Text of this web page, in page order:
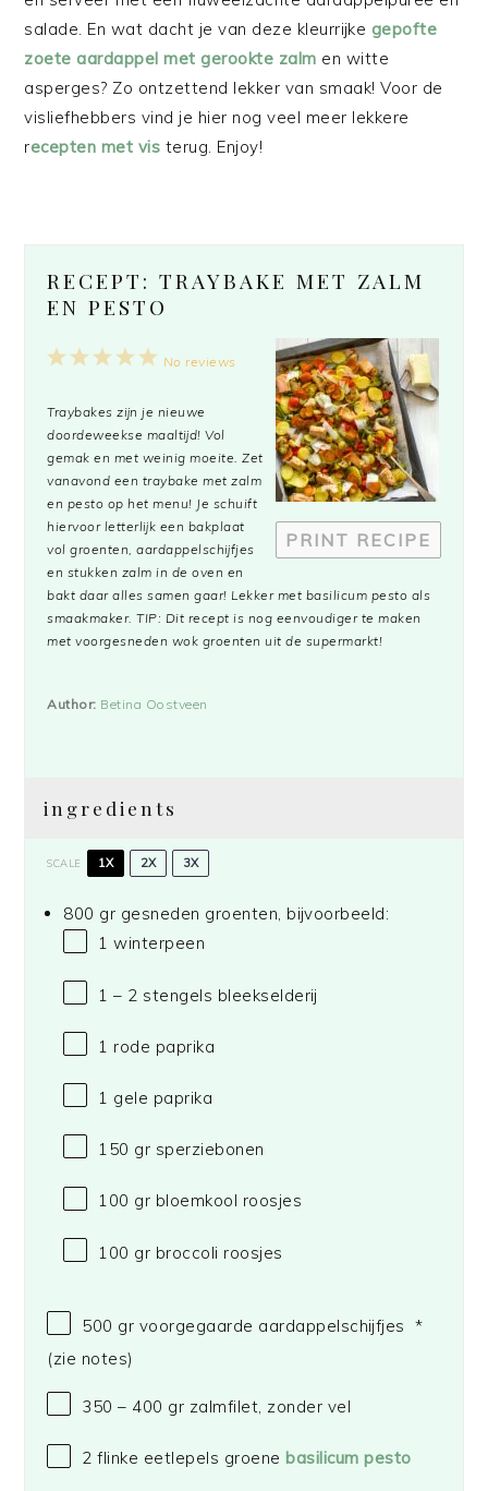
salade. En wat dacht je van deze kleurrijke gepofte
zoete aardappel met gerookte zalm en witte
asperges? Zo ontzettend lekker van smaak! Voor de
visliefhebbers vind je hier nog veel meer lekkere
recepten met vis terug. Enjoy!
RECEPT: TRAYBAKE MET ZALM
EN PESTO
PRINT RECIPE
5
4
3
2
1
No reviews
Traybakes zijn je nieuwe
doordeweekse maaltijd! Vol
gemak en met weinig moeite. Zet
vanavond een traybake met zalm
en pesto op het menu! Je schuift
hiervoor letterlijk een bakplaat
vol groenten, aardappelschijfjes
en stukken zalm in de oven en
bakt daar alles samen gaar! Lekker met basilicum pesto als
smaakmaker. TIP: Dit recept is nog eenvoudiger te maken
met voorgesneden wok groenten uit de supermarkt!
Author: Betina Oostveen
ingredients
SCALE 1X 2X 3X
800 gr gesneden groenten, bijvoorbeeld:
1 winterpeen
1 – 2 stengels bleekselderij
1 rode paprika
1 gele paprika
150 gr sperziebonen
100 gr bloemkool roosjes
100 gr broccoli roosjes
500 gr voorgegaarde aardappelschijfjes *
(zie notes)
350 – 400 gr zalmfilet, zonder vel
2 flinke eetlepels groene basilicum pesto